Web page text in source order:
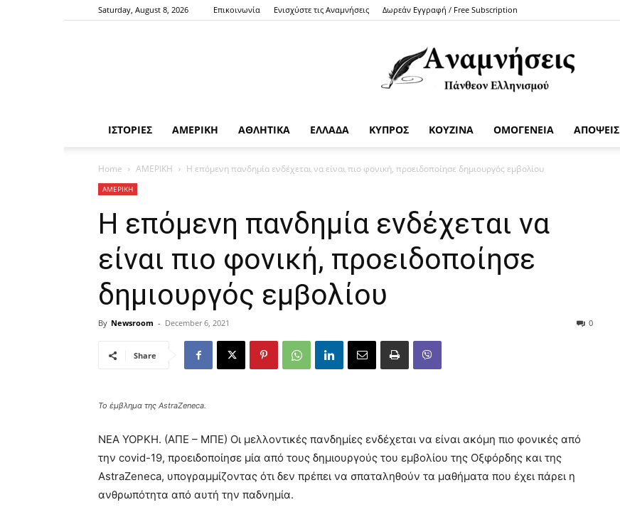
Saturday, August 8, 2026 Επικοινωνία Ενισχύστε τις Αναμνήσεις Δωρεάν Εγγραφή / Free Subscription
ΙΣΤΟΡΙΕΣ ΑΜΕΡΙΚΗ ΑΘΛΗΤΙΚΑ ΕΛΛΑΔΑ ΚΥΠΡΟΣ ΚΟΥΖΙΝΑ ΟΜΟΓΕΝΕΙΑ ΑΠΟΨΕΙΣ
Home ΑΜΕΡΙΚΗ Η επόμενη πανδημία ενδέχεται να είναι πιο φονική, προειδοποίησε δημιουργός εμβολίου
ΑΜΕΡΙΚΗ
Η επόμενη πανδημία ενδέχεται να
είναι πιο φονική, προειδοποίησε
δημιουργός εμβολίου
By Newsroom - December 6, 2021 0
Share
Το έμβλημα της AstraZeneca.
ΝΕΑ ΥΟΡΚΗ. (ΑΠΕ – ΜΠΕ) Οι μελλοντικές πανδημίες ενδέχεται να είναι ακόμη πιο φονικές από
την covid-19, προειδοποίησε μία από τους δημιουργούς του εμβολίου της Οξφόρδης και της
AstraZeneca, υπογραμμίζοντας ότι δεν πρέπει να σπαταληθούν τα μαθήματα που έχει πάρει η
ανθρωπότητα από αυτή την παδνημία.